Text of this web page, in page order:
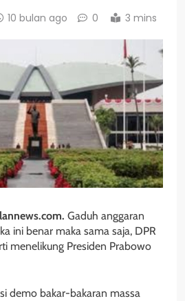
10 bulan ago 0 3 mins
Gaduh anggaran
ini benar maka sama saja, DPR
menelikung Presiden Prabowo
demo bakar-bakaran massa